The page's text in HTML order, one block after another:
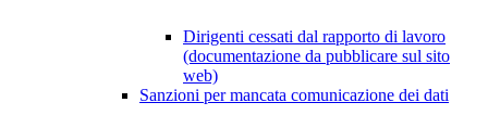
Dirigenti cessati dal rapporto di lavoro
(documentazione da pubblicare sul sito
web)
Sanzioni per mancata comunicazione dei dati